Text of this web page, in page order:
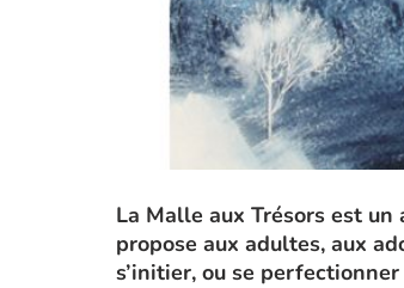
La Malle aux Trésors est
propose aux adultes, aux
s’initier, ou se